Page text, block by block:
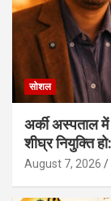
सोशल
अर्की अस्पताल
शीघ्र नियुक्ति
August 7, 2026